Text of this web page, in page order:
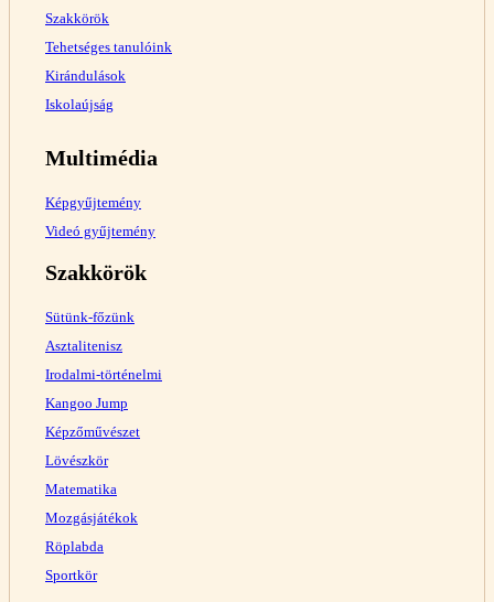
Szakkörök
Tehetséges tanulóink
Kirándulások
Iskolaújság
Multimédia
Képgyűjtemény
Videó gyűjtemény
Szakkörök
Sütünk-főzünk
Asztalitenisz
Irodalmi-történelmi
Kangoo Jump
Képzőművészet
Lövészkör
Matematika
Mozgásjátékok
Röplabda
Sportkör